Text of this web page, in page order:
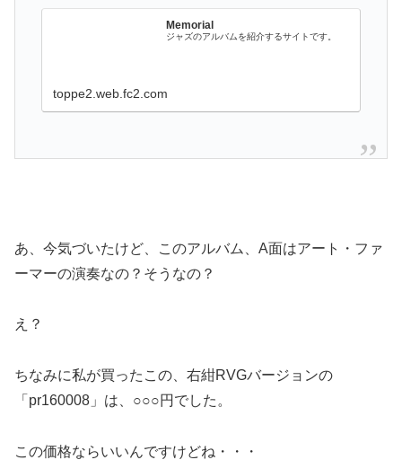
Memorial
ジャズのアルバムを紹介するサイトです。
toppe2.web.fc2.com
あ、今気づいたけど、このアルバム、A面はアート・ファ
ーマーの演奏なの？そうなの？
え？
ちなみに私が買ったこの、右紺RVGバージョンの
「pr160008」は、○○○円でした。
この価格ならいいんですけどね・・・